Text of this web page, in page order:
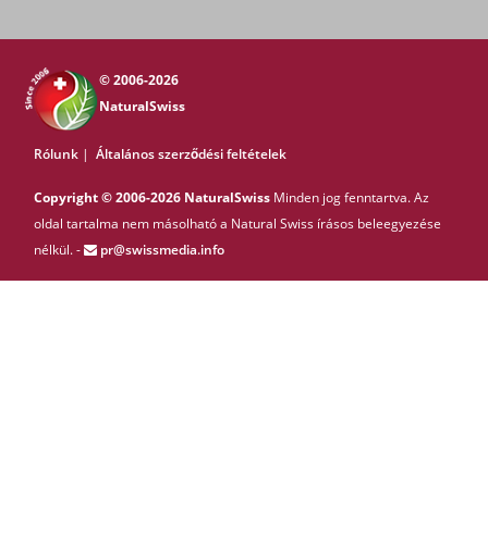
© 2006-2026
NaturalSwiss
Rólunk | Általános szerződési feltételek
Copyright © 2006-2026 NaturalSwiss Minden jog fenntartva. Az
oldal tartalma nem másolható a Natural Swiss írásos beleegyezése
nélkül. -
pr@swissmedia.info